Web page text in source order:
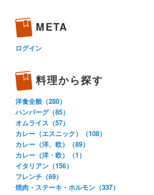
META
ログイン
料理から探す
洋食全般（280）
ハンバーグ（85）
オムライス（57）
カレー（エスニック）（108）
カレー（洋、欧）（89）
カレー（洋・欧）（1）
イタリアン（156）
フレンチ（69）
焼肉・ステーキ・ホルモン（337）